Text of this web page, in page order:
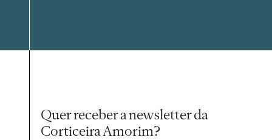
Quer receber a newsletter da
Corticeira Amorim?